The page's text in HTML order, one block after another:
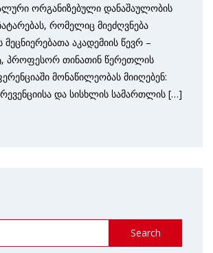
ორგანიზებული დანაშაულობის
რომელიც მიეძღვნება
აკადემიის წევრ –
პროფესორ თინათინ წერეთლის
მონაწილეობას მიიღებენ:
და სისხლის სამართლის […]
Search